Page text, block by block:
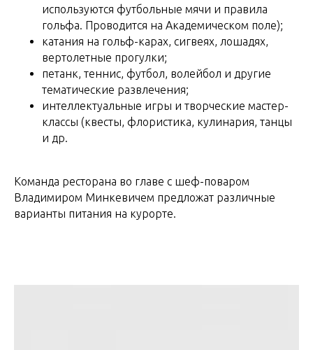
используются футбольные мячи и правила
гольфа. Проводится на Академическом поле);
катания на гольф-карах, сигвеях, лошадях,
вертолетные прогулки;
петанк, теннис, футбол, волейбол и другие
тематические развлечения;
интеллектуальные игры и творческие мастер-
классы (квесты, флористика, кулинария, танцы
и др.
Команда ресторана во главе с шеф-поваром
Владимиром Минкевичем предложат различные
варианты питания на курорте.